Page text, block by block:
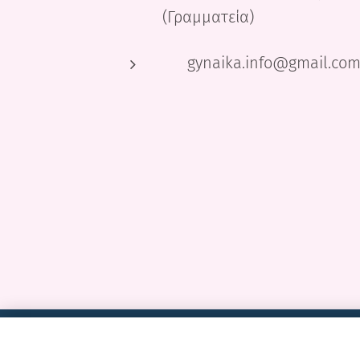
(Γραμματεία)
📧 gynaika.info@gmail.com